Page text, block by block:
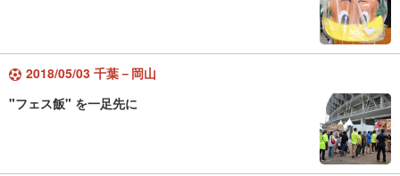
2018/05/03 千葉－岡山
"フェス飯" を一足先に